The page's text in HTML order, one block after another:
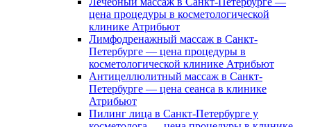
цена процедуры в косметологической
клинике Атрибьют
Лимфодренажный массаж в Санкт-
Петербурге — цена процедуры в
косметологической клинике Атрибьют
Антицеллюлитный массаж в Санкт-
Петербурге — цена сеанса в клинике
Атрибьют
Пилинг лица в Санкт-Петербурге у